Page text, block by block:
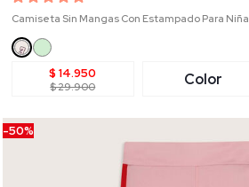
Camiseta Sin Mangas Con Estampado Para Niña
$ 14.950
$ 29.900 Color
-50%